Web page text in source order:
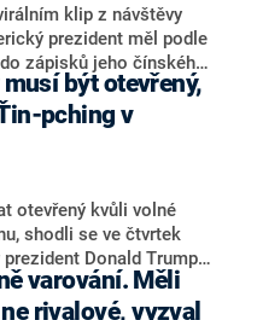
klip z návštěvy
prezident měl podle
zápisků jeho čínského
se ovšem
na poslední chvíli
Informoval o tom web
pching v
otevřený kvůli volné
shodli se ve čtvrtek
Donald Trump
pching na summitu v
sociální síti X setkání za
rivalové, vyzval